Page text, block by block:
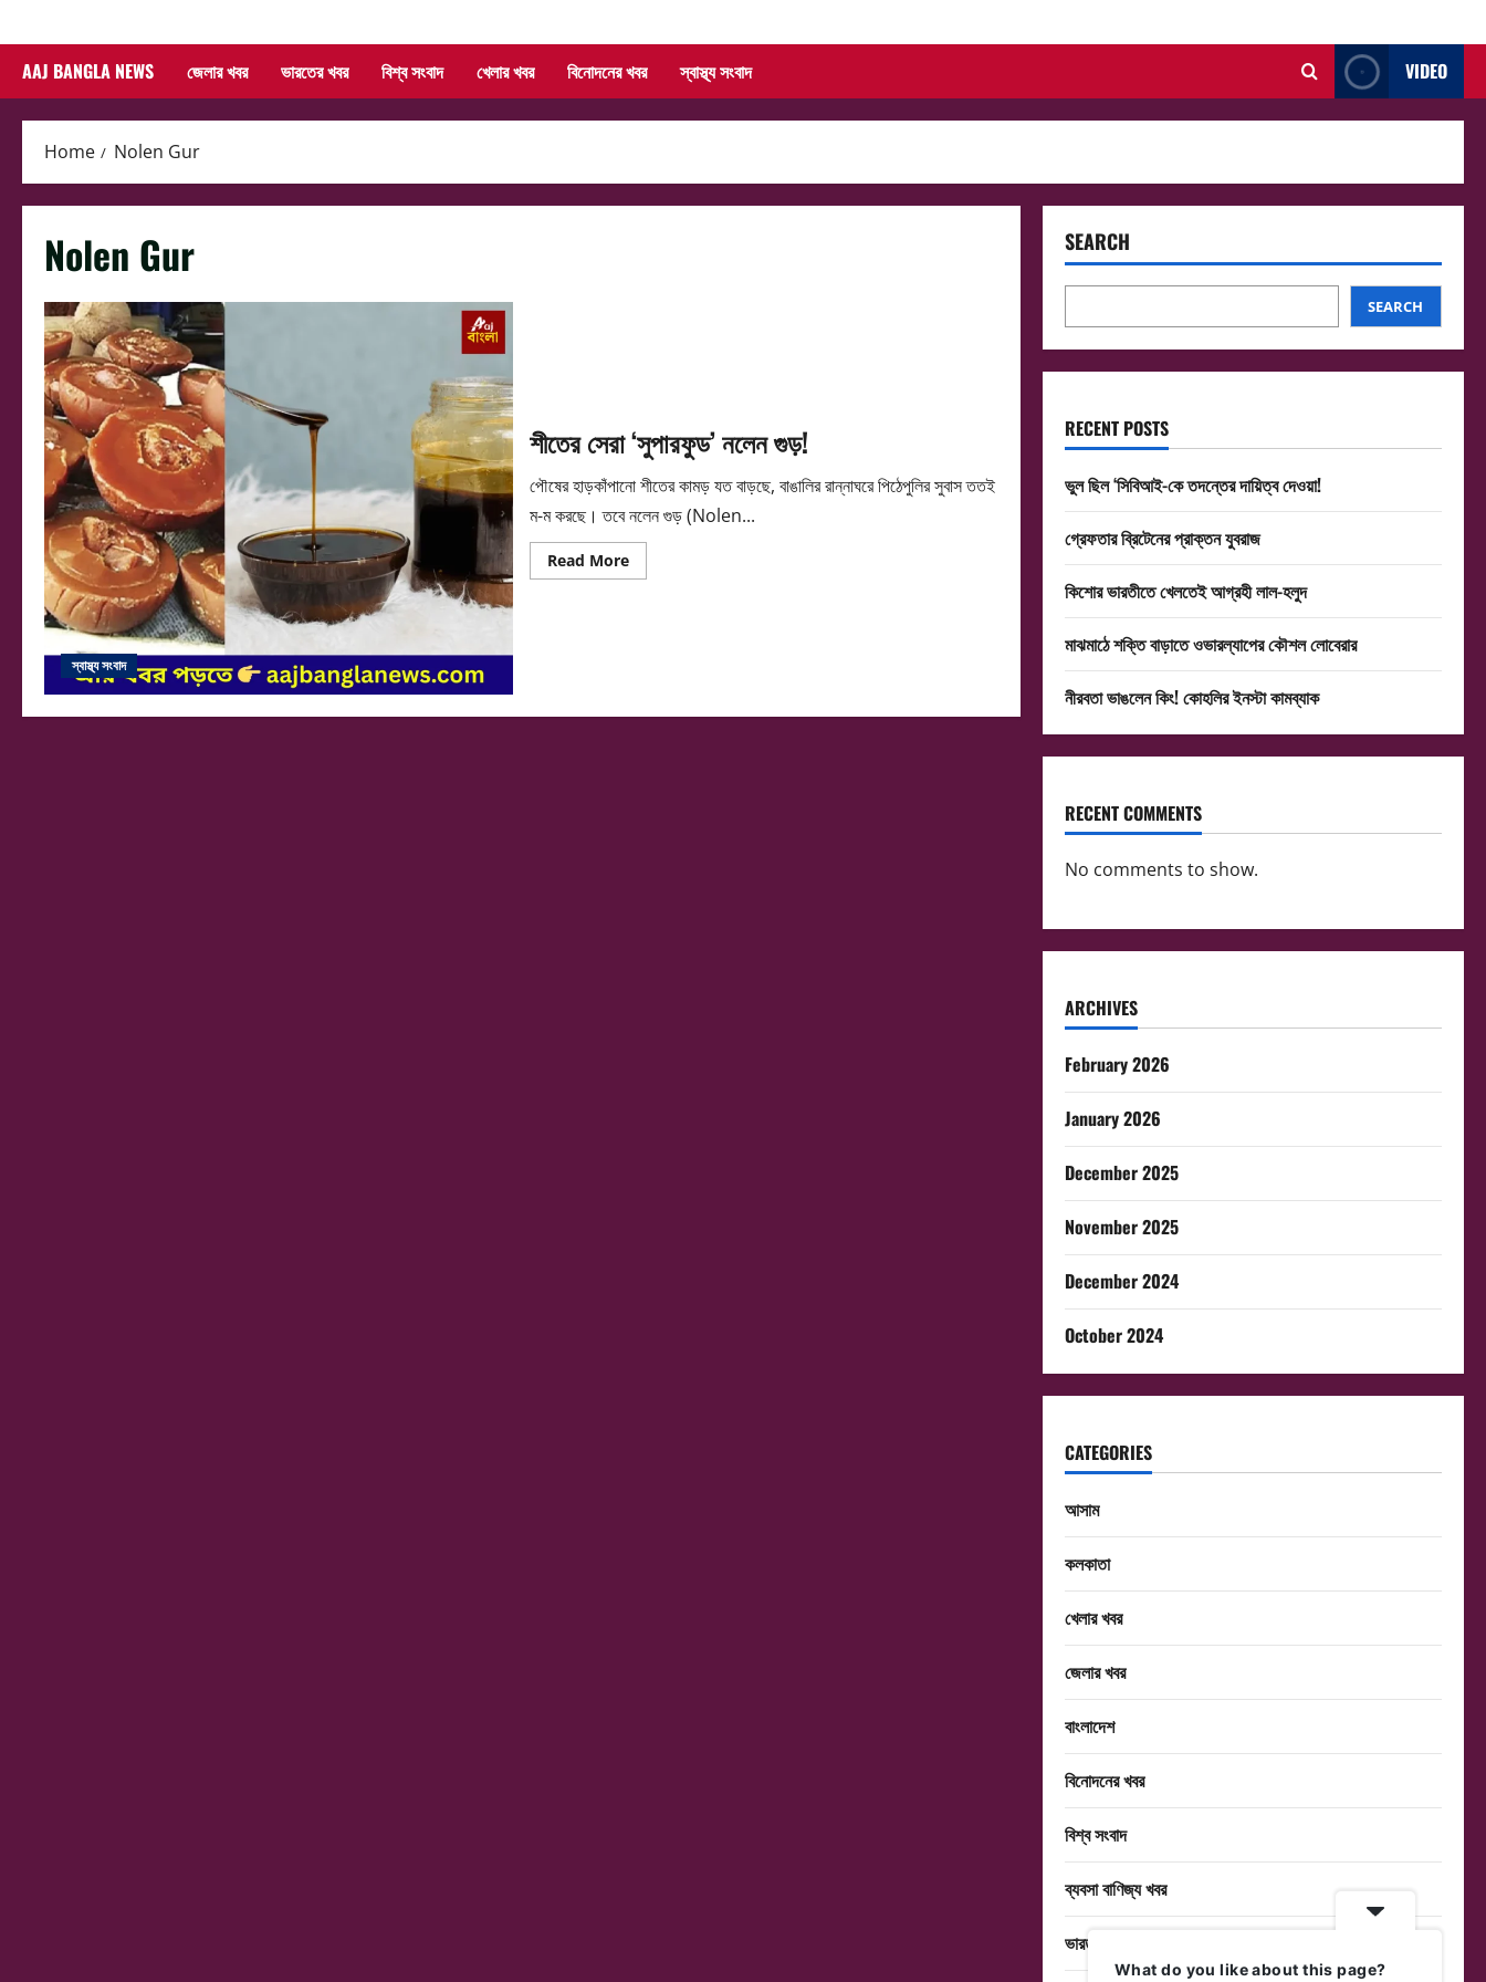
to
content
AAJ BANGLA NEWS জেলার খবর ভারতের খবর বিশ্ব সংবাদ খেলার খবর বিনোদনের খবর স্বাস্থ্য সংবাদ VIDEO
Home Nolen Gur
Nolen Gur
স্বাস্থ্য সংবাদ
শীতের সেরা ‘সুপারফুড’ নলেন গুড়!
পৌষের হাড়কাঁপানো শীতের কামড় যত বাড়ছে, বাঙালির রান্নাঘরে পিঠেপুলির সুবাস ততই
ম-ম করছে। তবে নলেন গুড় (Nolen...
Read MoreRead
more
SEARCH
SEARCH
RECENT POSTS
ভুল ছিল ‘সিবিআই-কে তদন্তের দায়িত্ব দেওয়া!
গ্রেফতার ব্রিটেনের প্রাক্তন যুবরাজ
কিশোর ভারতীতে খেলতেই আগ্রহী লাল-হলুদ
মাঝমাঠে শক্তি বাড়াতে ওভারল্যাপের কৌশল লোবেরার
নীরবতা ভাঙলেন কিং! কোহলির ইনস্টা কামব্যাক
RECENT COMMENTS
No comments to show.
ARCHIVES
February 2026
January 2026
December 2025
November 2025
December 2024
October 2024
CATEGORIES
আসাম
কলকাতা
খেলার খবর
জেলার খবর
বাংলাদেশ
বিনোদনের খবর
বিশ্ব সংবাদ
ব্যবসা বাণিজ্য খবর
ভারত
What do you like about this page?